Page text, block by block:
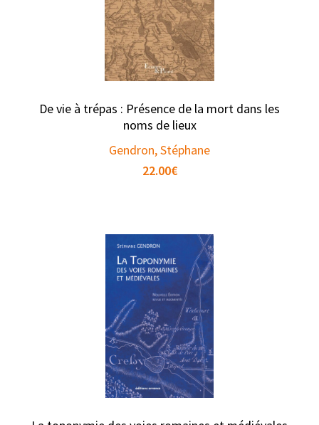
De vie à trépas : Présence de la mort dans les
noms de lieux
Gendron, Stéphane
22.00€